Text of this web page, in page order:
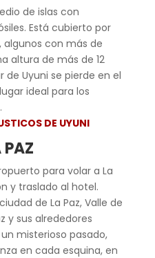
de islas con
Está cubierto por
con más de
altura de más de 12
de Uyuni se pierde en el
ideal para los
DE UYUNI
para volar a La
y traslado al hotel.
de La Paz, Valle de
y sus alrededores
misterioso pasado,
en cada esquina, en